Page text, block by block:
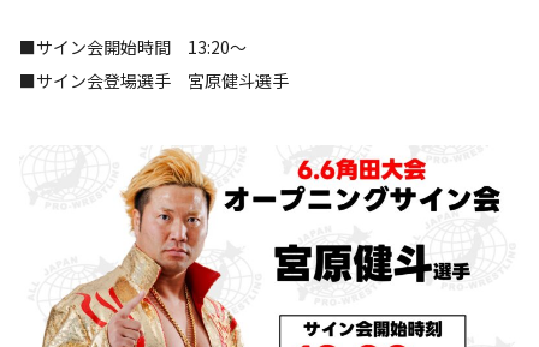
■サイン会開始時間 13:20～
■サイン会登場選手 宮原健斗選手